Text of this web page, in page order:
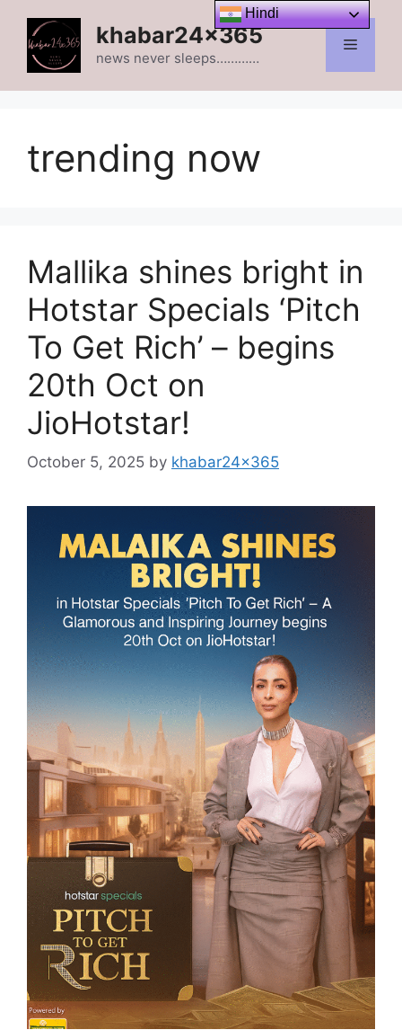
content
khabar24x365
news never sleeps…………
Menu
trending now
Mallika shines bright in
Hotstar Specials ‘Pitch
To Get Rich’ – begins
20th Oct on
JioHotstar!
October 5, 2025 by khabar24x365
Hindi